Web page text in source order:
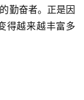
勤奋者。正是因
得越来越丰富多